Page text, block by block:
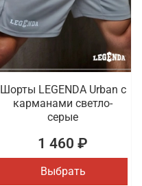
Шорты LEGENDA Urban c
карманами светло-
серые
1 460 ₽
Выбрать